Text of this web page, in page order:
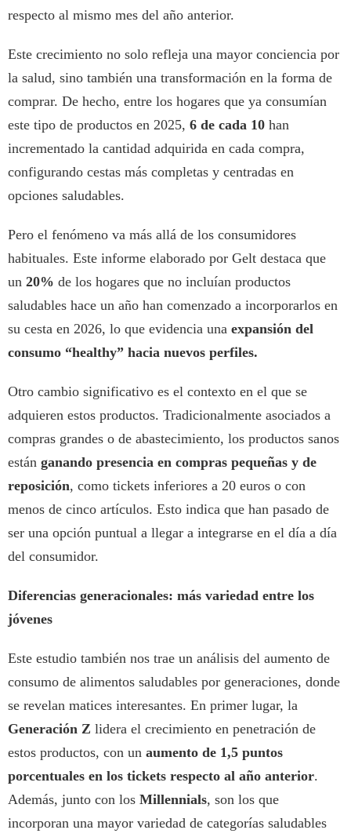
respecto al mismo mes del año anterior.
Este crecimiento no solo refleja una mayor conciencia por
la salud, sino también una transformación en la forma de
comprar. De hecho, entre los hogares que ya consumían
este tipo de productos en 2025, 6 de cada 10 han
incrementado la cantidad adquirida en cada compra,
configurando cestas más completas y centradas en
opciones saludables.
Pero el fenómeno va más allá de los consumidores
habituales. Este informe elaborado por Gelt destaca que
un 20% de los hogares que no incluían productos
saludables hace un año han comenzado a incorporarlos en
su cesta en 2026, lo que evidencia una expansión del
consumo “healthy” hacia nuevos perfiles.
Otro cambio significativo es el contexto en el que se
adquieren estos productos. Tradicionalmente asociados a
compras grandes o de abastecimiento, los productos sanos
están ganando presencia en compras pequeñas y de
reposición, como tickets inferiores a 20 euros o con
menos de cinco artículos. Esto indica que han pasado de
ser una opción puntual a llegar a integrarse en el día a día
del consumidor.
Diferencias generacionales: más variedad entre los
jóvenes
Este estudio también nos trae un análisis del aumento de
consumo de alimentos saludables por generaciones, donde
se revelan matices interesantes. En primer lugar, la
Generación Z lidera el crecimiento en penetración de
estos productos, con un aumento de 1,5 puntos
porcentuales en los tickets respecto al año anterior.
Además, junto con los Millennials, son los que
incorporan una mayor variedad de categorías saludables